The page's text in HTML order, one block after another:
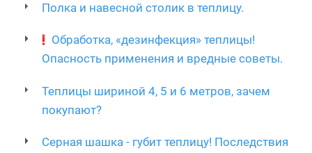
Полка и навесной столик в теплицу.
Обработка, «дезинфекция» теплицы!
Опасность применения и вредные советы.
Теплицы шириной 4, 5 и 6 метров, зачем
покупают?
Серная шашка - губит теплицу! Последствия